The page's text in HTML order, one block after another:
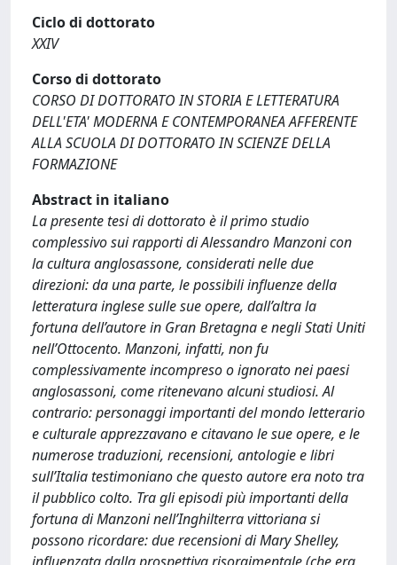
Ciclo di dottorato
XXIV
Corso di dottorato
CORSO DI DOTTORATO IN STORIA E LETTERATURA
DELL'ETA' MODERNA E CONTEMPORANEA AFFERENTE
ALLA SCUOLA DI DOTTORATO IN SCIENZE DELLA
FORMAZIONE
Abstract in italiano
La presente tesi di dottorato è il primo studio
complessivo sui rapporti di Alessandro Manzoni con
la cultura anglosassone, considerati nelle due
direzioni: da una parte, le possibili influenze della
letteratura inglese sulle sue opere, dall’altra la
fortuna dell’autore in Gran Bretagna e negli Stati Uniti
nell’Ottocento. Manzoni, infatti, non fu
complessivamente incompreso o ignorato nei paesi
anglosassoni, come ritenevano alcuni studiosi. Al
contrario: personaggi importanti del mondo letterario
e culturale apprezzavano e citavano le sue opere, e le
numerose traduzioni, recensioni, antologie e libri
sull’Italia testimoniano che questo autore era noto tra
il pubblico colto. Tra gli episodi più importanti della
fortuna di Manzoni nell’Inghilterra vittoriana si
possono ricordare: due recensioni di Mary Shelley,